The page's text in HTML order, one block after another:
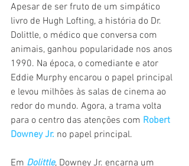
Apesar de ser fruto de um simpático
livro de Hugh Lofting, a história do Dr.
Dolittle, o médico que conversa com
animais, ganhou popularidade nos anos
1990. Na época, o comediante e ator
Eddie Murphy encarou o papel principal
e levou milhões às salas de cinema ao
redor do mundo. Agora, a trama volta
para o centro das atenções com Robert
Downey Jr. no papel principal.
Em Dolittle, Downey Jr. encarna um